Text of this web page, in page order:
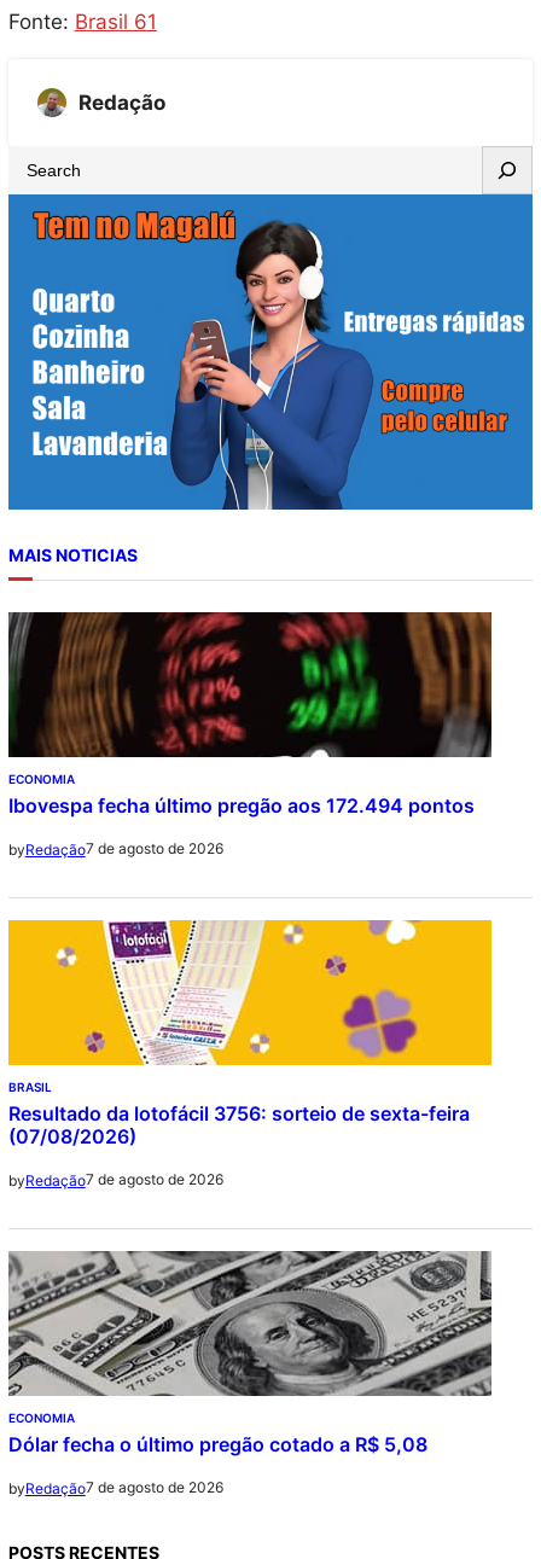
Fonte: Brasil 61
Redação
e
MAIS NOTICIAS
ECONOMIA
Ibovespa fecha último pregão aos 172.494 pontos
byRedação7 de agosto de 2026
BRASIL
Resultado da lotofácil 3756: sorteio de sexta-feira
(07/08/2026)
byRedação7 de agosto de 2026
ECONOMIA
Dólar fecha o último pregão cotado a R$ 5,08
byRedação7 de agosto de 2026
POSTS RECENTES